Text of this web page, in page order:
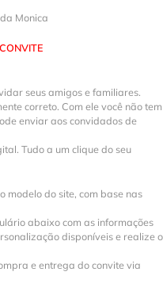
Monica
seus amigos e familiares.
correto. Com ele você não tem
enviar aos convidados de
Tudo a um clique do seu
modelo do site, com base nas
abaixo com as informações
disponíveis e realize o
e entrega do convite via